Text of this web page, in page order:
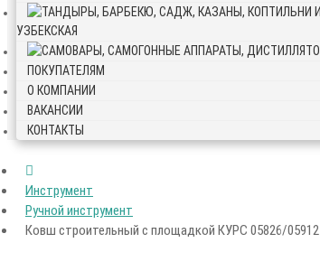
УЗБЕКСКАЯ
ПОКУПАТЕЛЯМ
О КОМПАНИИ
ВАКАНСИИ
КОНТАКТЫ
Инструмент
Ручной инструмент
Ковш строительный с площадкой КУРС 05826/05912